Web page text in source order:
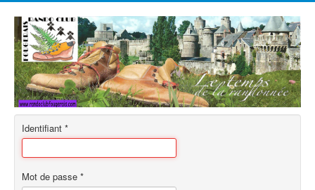
Identifiant *
Mot de passe *